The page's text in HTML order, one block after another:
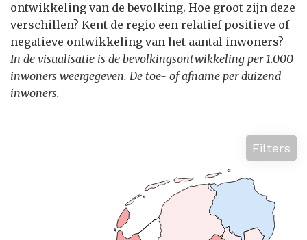
ontwikkeling van de bevolking. Hoe groot zijn deze
verschillen? Kent de regio een relatief positieve of
negatieve ontwikkeling van het aantal inwoners?
In de visualisatie is de bevolkingsontwikkeling per 1.000
inwoners weergegeven. De toe- of afname per duizend
inwoners.
Filters